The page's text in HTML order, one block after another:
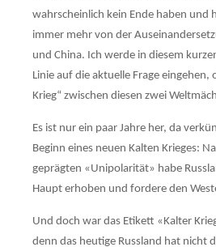
wahrscheinlich kein Ende haben und
immer mehr von der
und China. Ich werde in diesem
Linie auf die aktuelle Frage eingehen,
Krieg“ zwischen diesen zwei
Es ist nur ein paar Jahre her, da
Beginn eines neuen Kalten Krieges:
geprägten «Unipolarität» habe
Haupt erhoben und fordere den
Und doch war das Etikett «Kalter
denn das heutige Russland hat nicht